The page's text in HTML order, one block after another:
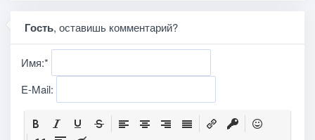
Гость, оставишь комментарий?
Имя:*
E-Mail: